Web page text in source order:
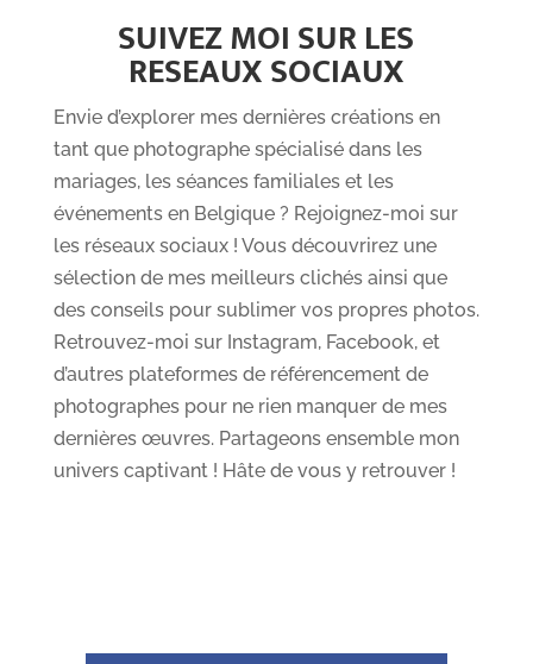
SUIVEZ MOI SUR LES
RESEAUX SOCIAUX
Envie d’explorer mes dernières créations en
tant que photographe spécialisé dans les
mariages, les séances familiales et les
événements en Belgique ? Rejoignez-moi sur
les réseaux sociaux ! Vous découvrirez une
sélection de mes meilleurs clichés ainsi que
des conseils pour sublimer vos propres photos.
Retrouvez-moi sur Instagram, Facebook, et
d’autres plateformes de référencement de
photographes pour ne rien manquer de mes
dernières œuvres. Partageons ensemble mon
univers captivant ! Hâte de vous y retrouver !